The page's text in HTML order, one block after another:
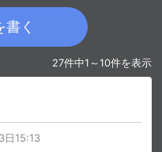
書く
27件中1～10件を表示
日15:13